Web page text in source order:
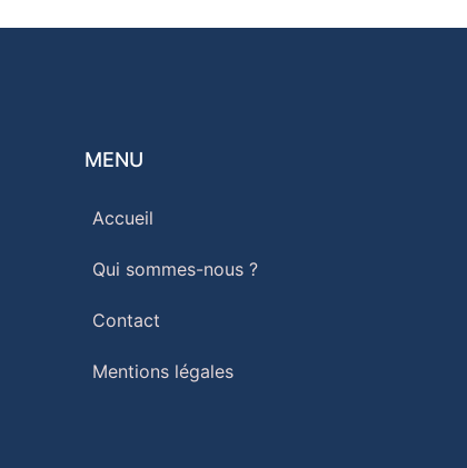
MENU
Accueil
Qui sommes-nous ?
Contact
Mentions légales